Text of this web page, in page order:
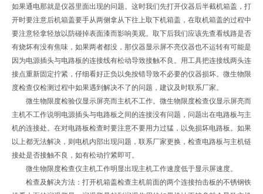
如果通电那就是仪器里面出现的问题。这时我们先打开仪器后半截机箱盖，打
开时要注意后机箱盖要手从两侧拿从下往上取下机箱盖，在取机箱盖的过程中
要注意轻拿轻放以防碰掉表面漆而影响美观。取下后我们应该先查看线路是否
有烧坏有没有焦味，如果两者都没，那仪器显示屏不亮仪器也不运转有可能是
因为电源插头与电路板的连接线有松动导致接触不良。用工具把连接线两头连
接点重新固定拧紧，仔细看好正负以免按错导致不必要的仪器损坏。微生物限
度检查仪检测过程中如果遇到解决不了的问题，建议及时联系厂家。
微生物限度检验仪显示屏亮而主机不工作。微生物限度检查仪显示屏亮而
主机不工作说明电源插头与电路板之间的连接没有问题，问题出在电路板与主
机的连接处。在对电路板检查时要注意不要用力过猛，以免损坏电路板。如果
以上都无法解决，则电机内部出现问题，联系厂家更换，检查电路板与主机链
接处是否接触不良，如有松动拧紧即可。
微生物限度检查仪主机工作明显出现主机工作速度低于显示屏速度。
检查及解决方法：打开机箱盖检查主机前面的两个连接拍击板的不锈钢铁